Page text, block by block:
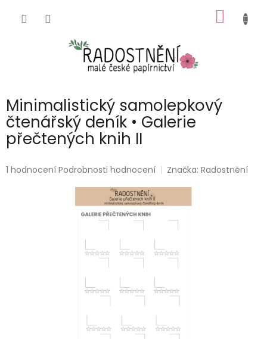
KOŠÍK
Minimalistický samolepkový
čtenářský deník • Galerie
přečtených knih II
Průměrné
1 hodnocení Podrobnosti hodnocení Značka:Radostnění